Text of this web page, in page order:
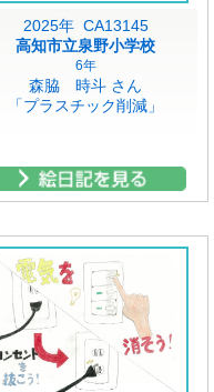
2025年 CA13145
高知市立泉野小学校
6年
森脇 時斗 さん
「プラスチック削減」